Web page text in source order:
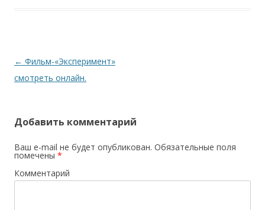
Навигация
по
← Фильм-«Эксперимент»
смотреть онлайн.
Добавить комментарий
Ваш e-mail не будет опубликован. Обязательные поля
помечены *
Комментарий